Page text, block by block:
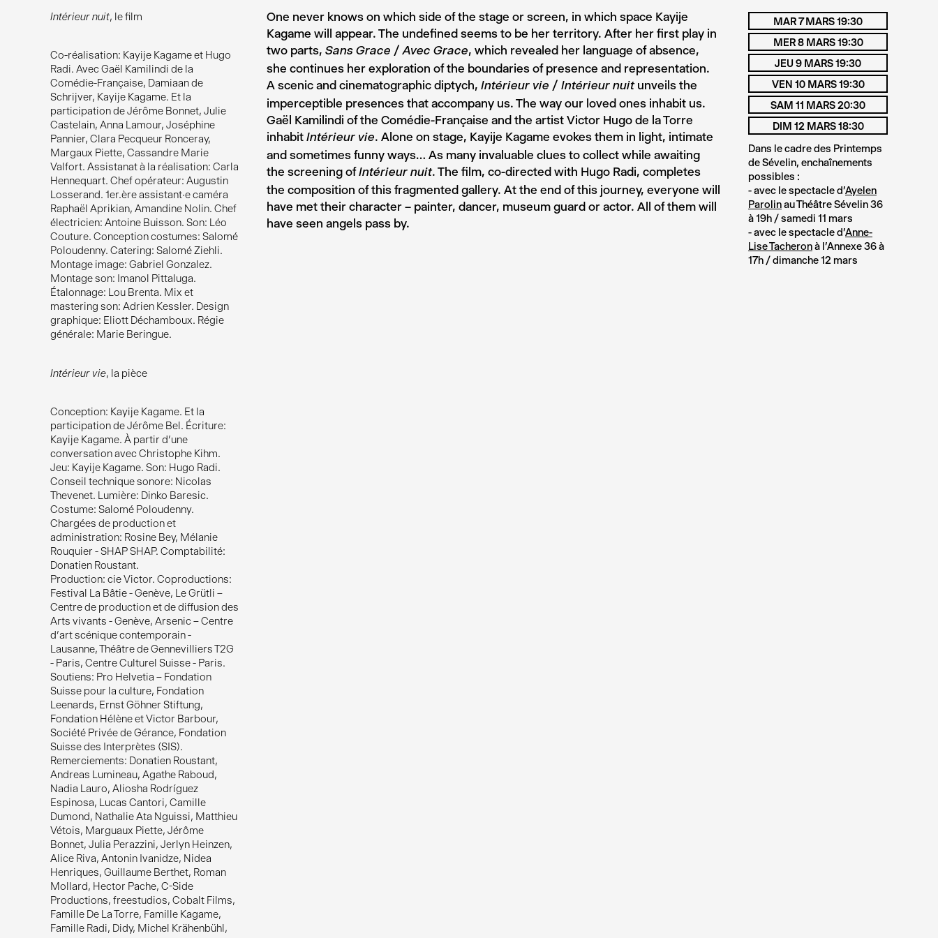
Intérieur nuit, le film
Co-réalisation: Kayije Kagame et Hugo
Radi. Avec Gaël Kamilindi de la
Comédie-Française, Damiaan de
Schrijver, Kayije Kagame. Et la
participation de Jérôme Bonnet, Julie
Castelain, Anna Lamour, Joséphine
Pannier, Clara Pecqueur Ronceray,
Margaux Piette, Cassandre Marie
Valfort. Assistanat à la réalisation: Carla
Hennequart. Chef opérateur: Augustin
Losserand. 1er.ère assistant·e caméra
Raphaël Aprikian, Amandine Nolin. Chef
électricien: Antoine Buisson. Son: Léo
Couture. Conception costumes: Salomé
Poloudenny. Catering: Salomé Ziehli.
Montage image: Gabriel Gonzalez.
Montage son: Imanol Pittaluga.
Étalonnage: Lou Brenta. Mix et
mastering son: Adrien Kessler. Design
graphique: Eliott Déchamboux. Régie
générale: Marie Beringue.
Intérieur vie, la pièce
Conception: Kayije Kagame. Et la
participation de Jérôme Bel. Écriture:
Kayije Kagame. À partir d’une
conversation avec Christophe Kihm.
Jeu: Kayije Kagame. Son: Hugo Radi.
Conseil technique sonore: Nicolas
Thevenet. Lumière: Dinko Baresic.
Costume: Salomé Poloudenny.
Chargées de production et
administration: Rosine Bey, Mélanie
Rouquier - SHAP SHAP. Comptabilité:
Donatien Roustant.
Production: cie Victor. Coproductions:
Festival La Bâtie - Genève, Le Grütli –
Centre de production et de diffusion des
Arts vivants - Genève, Arsenic – Centre
d’art scénique contemporain -
Lausanne, Théâtre de Gennevilliers T2G
- Paris, Centre Culturel Suisse - Paris.
Soutiens: Pro Helvetia – Fondation
Suisse pour la culture, Fondation
Leenards, Ernst Göhner Stiftung,
Fondation Hélène et Victor Barbour,
Société Privée de Gérance, Fondation
Suisse des Interprètes (SIS).
Remerciements: Donatien Roustant,
Andreas Lumineau, Agathe Raboud,
Nadia Lauro, Aliosha Rodríguez
Espinosa, Lucas Cantori, Camille
Dumond, Nathalie Ata Nguissi, Matthieu
Vétois, Marguaux Piette, Jérôme
Bonnet, Julia Perazzini, Jerlyn Heinzen,
Alice Riva, Antonin Ivanidze, Nidea
Henriques, Guillaume Berthet, Roman
Mollard, Hector Pache, C-Side
Productions, freestudios, Cobalt Films,
Famille De La Torre, Famille Kagame,
Famille Radi, Didy, Michel Krähenbühl,
One never knows on which side of the stage or screen, in which space Kayije
Kagame will appear. The undefined seems to be her territory. After her first play in
two parts, Sans Grace / Avec Grace, which revealed her language of absence,
she continues her exploration of the boundaries of presence and representation.
A scenic and cinematographic diptych, Intérieur vie / Intérieur nuit unveils the
imperceptible presences that accompany us. The way our loved ones inhabit us.
Gaël Kamilindi of the Comédie-Française and the artist Victor Hugo de la Torre
inhabit Intérieur vie. Alone on stage, Kayije Kagame evokes them in light, intimate
and sometimes funny ways… As many invaluable clues to collect while awaiting
the screening of Intérieur nuit. The film, co-directed with Hugo Radi, completes
the composition of this fragmented gallery. At the end of this journey, everyone will
have met their character – painter, dancer, museum guard or actor. All of them will
have seen angels pass by.
MAR 7 MARS 19:30
MER 8 MARS 19:30
JEU 9 MARS 19:30
VEN 10 MARS 19:30
SAM 11 MARS 20:30
DIM 12 MARS 18:30
Dans le cadre des Printemps
de Sévelin, enchaînements
possibles :
- avec le spectacle d'Ayelen
Parolinau Théâtre Sévelin 36
à 19h / samedi 11 mars
- avec le spectacle d'Anne-
Lise Tacheronà l'Annexe 36 à
17h / dimanche 12 mars